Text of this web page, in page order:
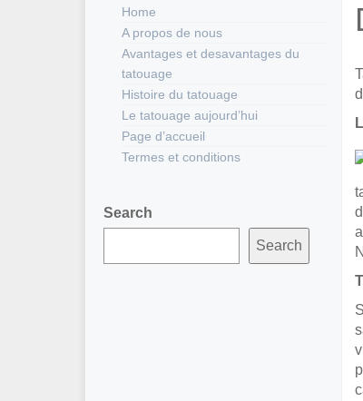
Home
A propos de nous
Avantages et desavantages du
tatouage
Histoire du tatouage
Le tatouage aujourd’hui
Page d’accueil
Termes et conditions
Search
Search